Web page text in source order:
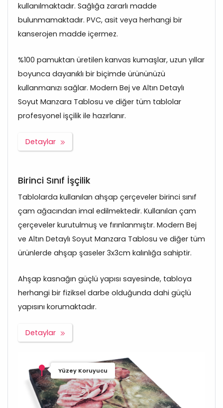
kullanılmaktadır. Sağlığa zararlı madde
bulunmamaktadır. PVC, asit veya herhangi bir
kanserojen madde içermez.
%100 pamuktan üretilen kanvas kumaşlar, uzun yıllar
boyunca dayanıklı bir biçimde ürününüzü
kullanmanızı sağlar. Modern Bej ve Altın Detaylı
Soyut Manzara Tablosu ve diğer tüm tablolar
profesyonel işçilik ile hazırlanır.
Detaylar
Birinci Sınıf İşçilik
Tablolarda kullanılan ahşap çerçeveler birinci sınıf
çam ağacından imal edilmektedir. Kullanılan çam
çerçeveler kurutulmuş ve fırınlanmıştır. Modern Bej
ve Altın Detaylı Soyut Manzara Tablosu ve diğer tüm
ürünlerde ahşap şaseler 3x3cm kalınlığa sahiptir.
Ahşap kasnağın güçlü yapısı sayesinde, tabloya
herhangi bir fiziksel darbe olduğunda dahi güçlü
yapısını korumaktadır.
Detaylar
Yüzey Koruyucu